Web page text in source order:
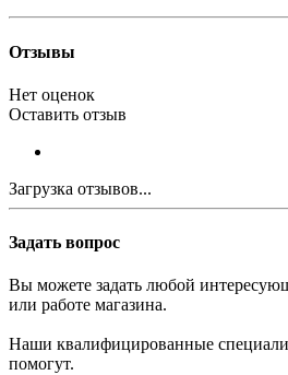
Отзывы
Нет оценок
Оставить отзыв
Загрузка отзывов...
Задать вопрос
Вы можете задать любой
или работе магазина.
Наши квалифицированные
помогут.